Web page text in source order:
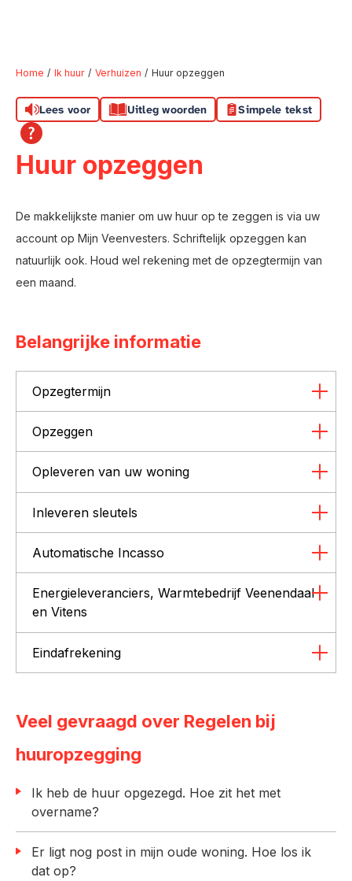
Naar hoofdinhoud
Naar hoofdnavigatiemenu
Naar zoeken
Home Ik huur Verhuizen Huur opzeggen
Lees voor Uitleg woorden Simpele tekst
Huur opzeggen
De makkelijkste manier om uw huur op te zeggen is via uw
account op Mijn Veenvesters. Schriftelijk opzeggen kan
natuurlijk ook. Houd wel rekening met de opzegtermijn van
een maand.
Belangrijke informatie
Opzegtermijn
Opzeggen
Opleveren van uw woning
Inleveren sleutels
Automatische Incasso
Energieleveranciers, Warmtebedrijf Veenendaal
en Vitens
Eindafrekening
Veel gevraagd over Regelen bij
huuropzegging
Ik heb de huur opgezegd. Hoe zit het met
overname?
Er ligt nog post in mijn oude woning. Hoe los ik
dat op?